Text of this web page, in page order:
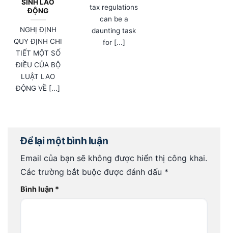
SINH LAO
ĐỘNG
NGHỊ ĐỊNH
QUY ĐỊNH CHI
TIẾT MỘT SỐ
ĐIỀU CỦA BỘ
LUẬT LAO
ĐỘNG VỀ [...]
tax regulations
can be a
daunting task
for [...]
Để lại một bình luận
Email của bạn sẽ không được hiển thị công khai.
Các trường bắt buộc được đánh dấu *
Bình luận *